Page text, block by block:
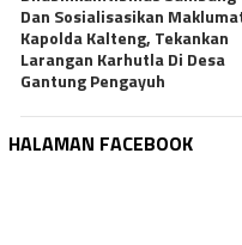
Dan Sosialisasikan
Kapolda Kalteng, Tekankan
Larangan Karhutla Di Desa
Gantung Pengayuh
HALAMAN FACEBOOK